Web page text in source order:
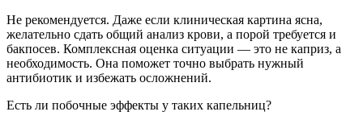
Не рекомендуется. Даже если клиническая картина ясна,
желательно сдать общий анализ крови, а порой требуется и
бакпосев. Комплексная оценка ситуации — это не каприз, а
необходимость. Она поможет точно выбрать нужный
антибиотик и избежать осложнений.
Есть ли побочные эффекты у таких капельниц?